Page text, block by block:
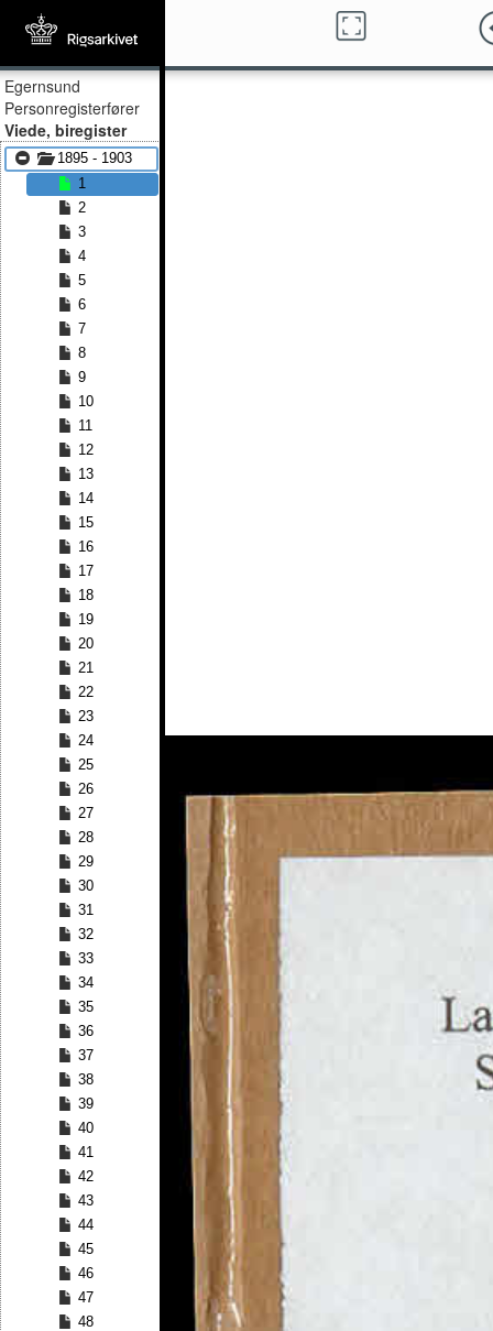
Egernsund
Personregisterfører
Viede, biregister
1895 - 1903
1
2
3
4
5
6
7
8
9
10
11
12
13
14
15
16
17
18
19
20
21
22
23
24
25
26
27
28
29
30
31
32
33
34
35
36
37
38
39
40
41
42
43
44
45
46
47
48